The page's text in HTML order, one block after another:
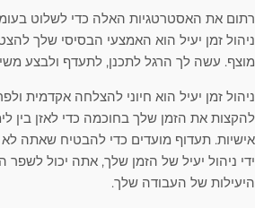
רתום את האסטרטגיות האלה כדי לשלוט
ניהול זמן יעיל הוא האמצעי הבסיסי שלך
מוצף. עשה לך הרגל לתכנן, לתעדף ולבצע
ניהול זמן יעיל הוא חיוני להצלחה אקדמית
להקצות את הזמן שלך בחוכמה כדי לאזן בין
אישיות. תעדוף מועדים כדי להבטיח שאתה
ידי ניהול יעיל של הזמן שלך, אתה יכול לשפר
היעילות של העבודה שלך.